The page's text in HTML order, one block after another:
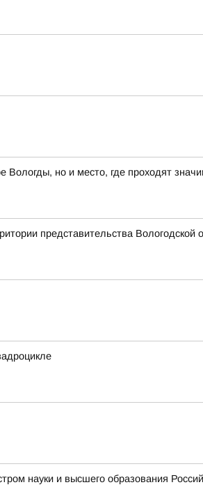
но и место, где проходят
представительства Вологодской
науки и высшего образования